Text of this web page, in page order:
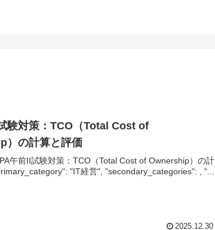
験対策：TCO（Total Cost of
）の計算と評価
午前II試験対策：TCO（Total Cost of Ownership）の計
"IT経営", "secondary_categories": , "...
2025.12.30